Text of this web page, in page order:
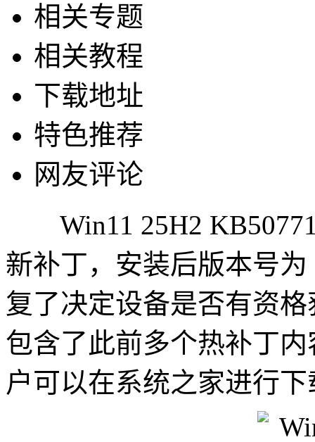
相关专题
相关教程
下载地址
特色推荐
网友评论
Win11 25H2
新补丁，安装后版本号
复了决定设备是否有资
包含了此前多个热补丁
户可以在系统之家进行